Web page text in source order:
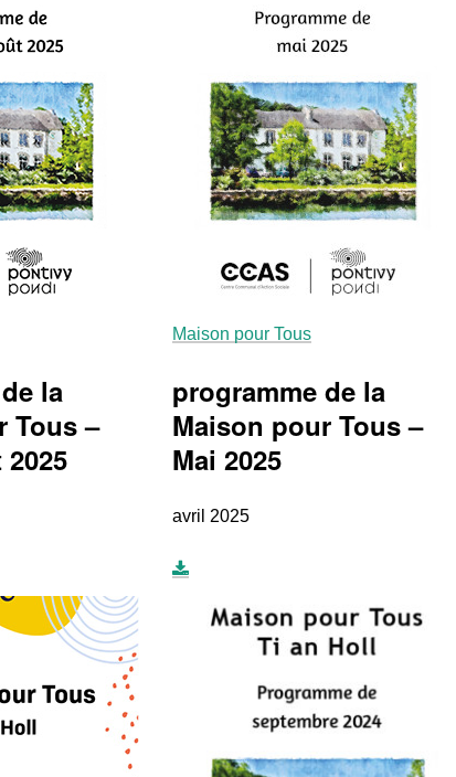
la
Tous –
Maison pour Tous
programme de la
Maison pour Tous –
Mai 2025
avril 2025